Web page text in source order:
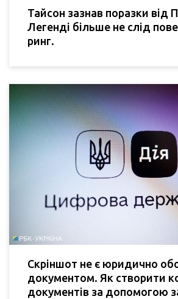
Тайсон зазнав поразки від
Легенді більше не слід
ринг.
Скріншот не є юридично
документом. Як створити
документів за допомогою